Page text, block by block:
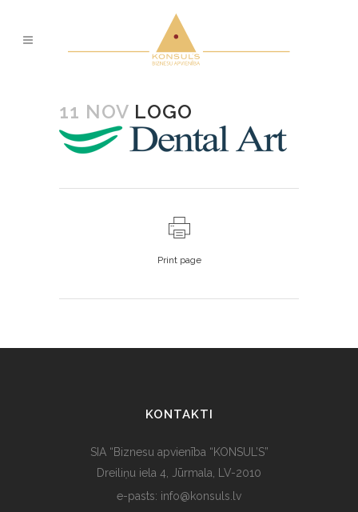
11 NOV LOGO
Print page
KONTAKTI
SIA “Biznesu apvienība “KONSUL’S”
Dreiliņu iela 4, Jūrmala, LV-2010
e-pasts: info@konsuls.lv